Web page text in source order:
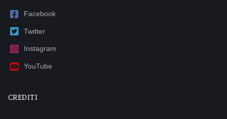
Facebook
Twitter
Instagram
YouTube
CREDITI